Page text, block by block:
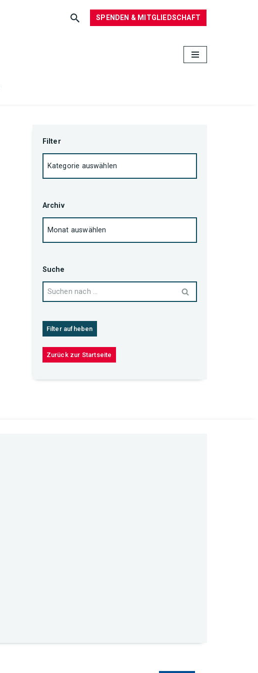
SPENDEN & MITGLIEDSCHAFT
Filter
Archiv
Suche
Filter aufheben
Zurück zur Startseite